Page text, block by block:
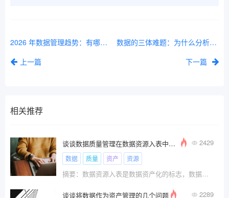
2026 年数据管理趋势：有哪些新变化，未来会怎样？
上一篇
数据的三体难题：为什么分析、决策和运营永远无法协调一致
下一篇
相关推荐
谈谈数据质量管理在数据资源入表中的实施方法和路径 2429
数据 质量 资产 资源
摘要：数据资源入表是数据资产化的标志，数据资源
谈谈将数据作为资产管理的几个问题 2289